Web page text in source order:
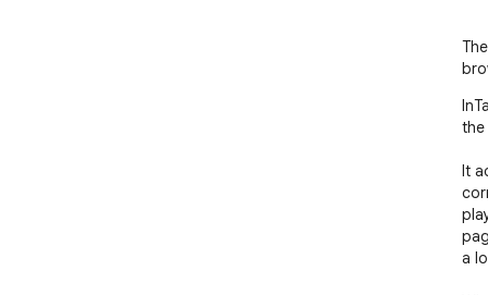
the
It
a